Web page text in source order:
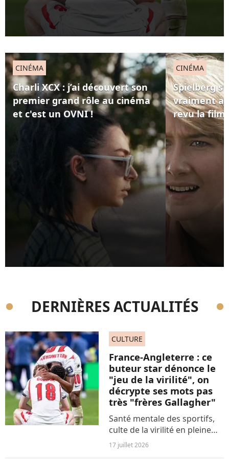
CINÉMA
Charli XCX : j’ai découvert son
premier grand rôle au cinéma
et c'est un OVNI !
CINÉMA
Spielberg
vraiment
revu la
DERNIÈRES ACTUALITÉS
CULTURE
France-Angleterre : ce
buteur star dénonce le
"jeu de la virilité", on
décrypte ses mots pas
très "frères Gallagher"
Santé mentale des sportifs,
culte de la virilité en pleine
Coupe du Monde, "lad
culture" très "Oasis"... Jude
17 juillet 2026